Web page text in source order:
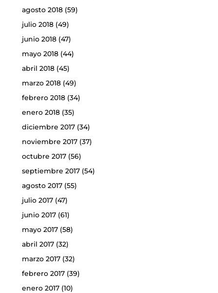
agosto 2018(59)
julio 2018(49)
junio 2018(47)
mayo 2018(44)
abril 2018(45)
marzo 2018(49)
febrero 2018(34)
enero 2018(35)
diciembre 2017(34)
noviembre 2017(37)
octubre 2017(56)
septiembre 2017(54)
agosto 2017(55)
julio 2017(47)
junio 2017(61)
mayo 2017(58)
abril 2017(32)
marzo 2017(32)
febrero 2017(39)
enero 2017(10)